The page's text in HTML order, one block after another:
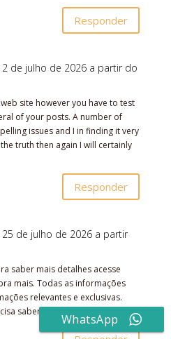
Responder
de julho de 2026 a partir do
site however you have to test
of your posts. A number of
issues and I in finding it very
truth then again I will certainly
Responder
25 de julho de 2026 a partir
saber mais detalhes acesse
mais. Todas as informações
relevantes e exclusivas.
saber está ta lá.
WhatsApp